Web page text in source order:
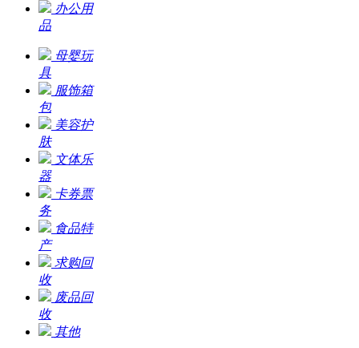
办公用
品
母婴玩
具
服饰箱
包
美容护
肤
文体乐
器
卡券票
务
食品特
产
求购回
收
废品回
收
其他